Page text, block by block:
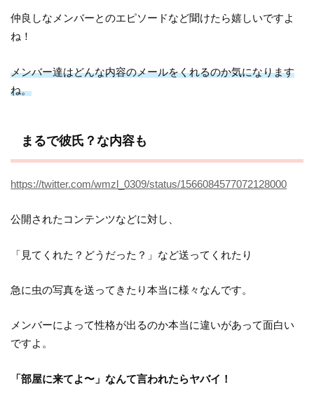
仲良しなメンバーとのエピソードなど聞けたら嬉しいですよ
ね！
メンバー達はどんな内容のメールをくれるのか気になります
ね。
まるで彼氏？な内容も
https://twitter.com/wmzl_0309/status/1566084577072128000
公開されたコンテンツなどに対し、
「見てくれた？どうだった？」など送ってくれたり
急に虫の写真を送ってきたり本当に様々なんです。
メンバーによって性格が出るのか本当に違いがあって面白い
ですよ。
「部屋に来てよ〜」なんて言われたらヤバイ！